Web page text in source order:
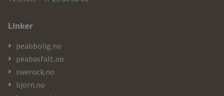
Linker
peabbolig.no
peabasfalt.no
swerock.no
bjorn.no